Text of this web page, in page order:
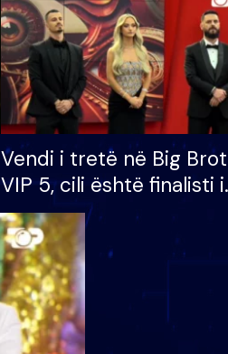
Vendi i tretë në Big
VIP 5, cili është finalisti i
radhës që lë shtëpinë